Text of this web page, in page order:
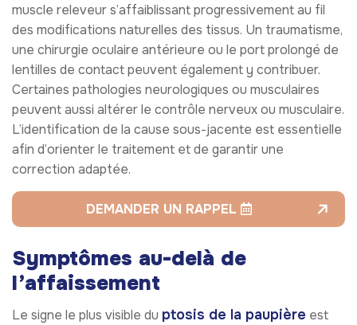
muscle releveur s’affaiblissant progressivement au fil
des modifications naturelles des tissus. Un traumatisme,
une chirurgie oculaire antérieure ou le port prolongé de
lentilles de contact peuvent également y contribuer.
Certaines pathologies neurologiques ou musculaires
peuvent aussi altérer le contrôle nerveux ou musculaire.
L’identification de la cause sous-jacente est essentielle
afin d’orienter le traitement et de garantir une
correction adaptée.
DEMANDER UN RAPPEL
Symptômes au-delà de
l’affaissement
Le signe le plus visible du ptosis de la paupière est